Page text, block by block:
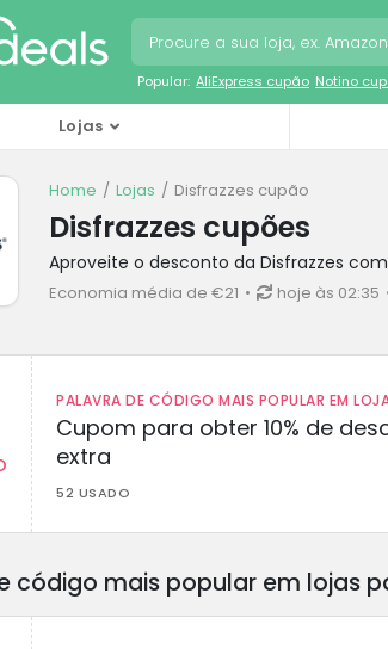
Popular: AliExpress cupão Notino
Lojas
Home Lojas Disfrazzes cupão
Disfrazzes cupões
Aproveite o desconto da Disfrazzes
Economia média de €21 hoje às 02:35
PALAVRA DE CÓDIGO MAIS POPULAR EM
Cupom para obter 10% de
extra
52 USADO
código mais popular em lojas